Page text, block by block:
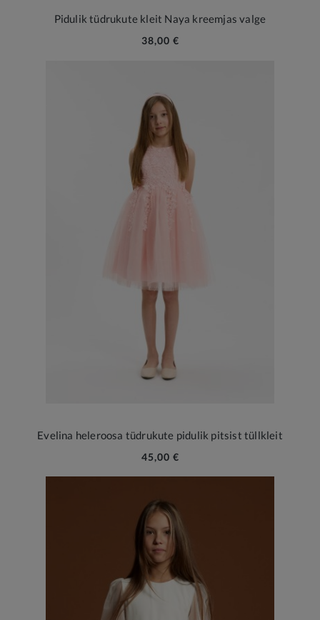
Pidulik tüdrukute kleit Naya kreemjas valge
38,00 €
Evelina heleroosa tüdrukute pidulik pitsist tüllkleit
45,00 €